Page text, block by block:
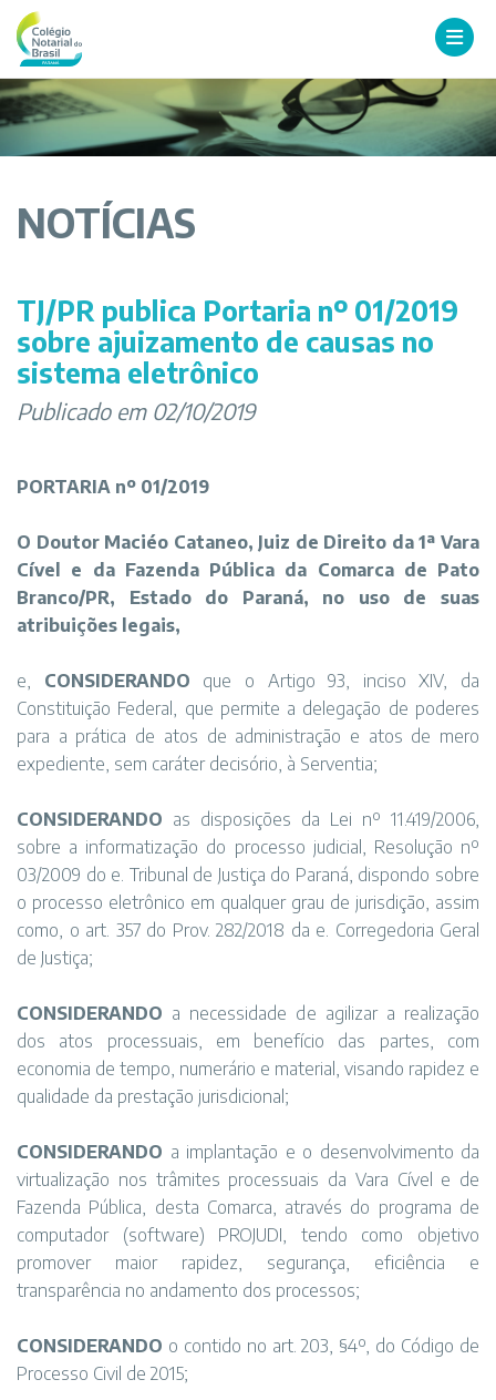
NOTÍCIAS
TJ/PR publica Portaria nº 01/2019
sobre ajuizamento de causas no
sistema eletrônico
Publicado em 02/10/2019
PORTARIA nº 01/2019
O Doutor Maciéo Cataneo, Juiz de Direito da 1ª Vara
Cível e da Fazenda Pública da Comarca de Pato
Branco/PR, Estado do Paraná, no uso de suas
atribuições legais,
e, CONSIDERANDO que o Artigo 93, inciso XIV, da
Constituição Federal, que permite a delegação de poderes
para a prática de atos de administração e atos de mero
expediente, sem caráter decisório, à Serventia;
CONSIDERANDO as disposições da Lei nº 11.419/2006,
sobre a informatização do processo judicial, Resolução nº
03/2009 do e. Tribunal de Justiça do Paraná, dispondo sobre
o processo eletrônico em qualquer grau de jurisdição, assim
como, o art. 357 do Prov. 282/2018 da e. Corregedoria Geral
de Justiça;
CONSIDERANDO a necessidade de agilizar a realização
dos atos processuais, em benefício das partes, com
economia de tempo, numerário e material, visando rapidez e
qualidade da prestação jurisdicional;
CONSIDERANDO a implantação e o desenvolvimento da
virtualização nos trâmites processuais da Vara Cível e de
Fazenda Pública, desta Comarca, através do programa de
computador (software) PROJUDI, tendo como objetivo
promover maior rapidez, segurança, eficiência e
transparência no andamento dos processos;
CONSIDERANDO o contido no art. 203, §4º, do Código de
Processo Civil de 2015;